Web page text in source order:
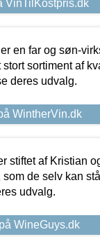
VinTilKostpris.dk
en far og søn-
sortiment af
deres udvalg.
WintherVin.dk
stiftet af Kristian
som de selv kan
udvalg.
WineGuys.dk